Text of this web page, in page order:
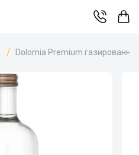
Dolomia Premium газированная